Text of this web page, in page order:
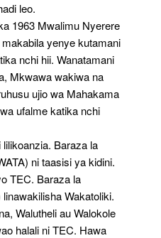
leo.
1963 Mwalimu Nyerere
yenye kutamani
nchi hii. Wanatamani
Mkwawa wakiwa na
ujio wa Mahakama
ufalme katika nchi
Baraza la
ni taasisi ya kidini.
TEC. Baraza la
Wakatoliki.
Walutheli au Walokole
halali ni TEC. Hawa